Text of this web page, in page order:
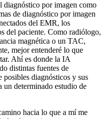
diagnóstico por imagen como
de diagnóstico por imagen
del EMR, los
del paciente. Como radiólogo,
magnética o un TAC,
mejor entenderé lo que
Ahí es donde la IA
distintas fuentes de
diagnósticos y sus
un determinado estudio de
hacia lo que a mí me